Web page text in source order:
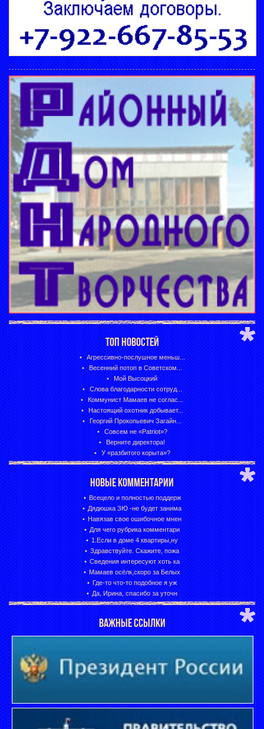
ТОП НОВОСТЕЙ
Агрессивно-послушное меньш...
Весенний потоп в Советском...
Мой Высоцкий
Слова благодарности сотруд...
Коммунист Мамаев не соглас...
Настоящий охотник добывает...
Георгий Прокопьевич Загайн...
Совсем не «Patriot»?
Верните директора!
У «разбитого корыта»?
НОВЫЕ КОММЕНТАРИИ
Всецело и полностью поддерж
Дядюшка ЗЮ -не будет занима
Навязав свое ошибочное мнен
Для чего рубрика комментари
1.Если в доме 4 квартиры,ну
Здравствуйте. Скажите, пожа
Сведения интересуют хоть ка
Мамаев осёлк,скоро за Белых
Где-то что-то подобное я уж
Да, Ирина, спасибо за уточн
ВАЖНЫЕ ССЫЛКИ